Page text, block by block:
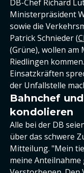
DB-Chef Richard
Ministerpräsident
sowie die
Patrick Schnieder (
(Grüne), wollen am
Riedlingen
Einsatzkräften
der Unfallstelle
Bahnchef
kondolieren
Alle bei der DB
über das schwere
Mitteilung. "Mein
meine